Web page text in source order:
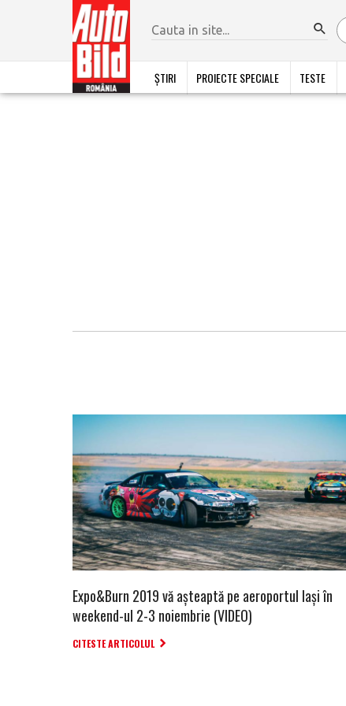
ȘTIRI PROIECTE SPECIALE TESTE
Expo&Burn 2019 vă așteaptă pe aeroportul Iași în
weekend-ul 2-3 noiembrie (VIDEO)
CITESTE ARTICOLUL